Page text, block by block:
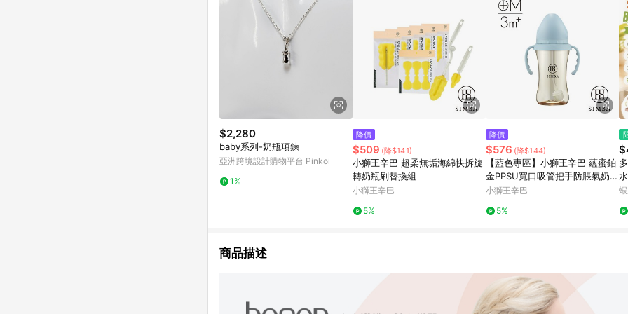
$2,280
baby系列-奶瓶項鍊
亞洲跨境設計購物平台 Pinkoi
1%
降價
$509 (降$141)
小獅王辛巴 超柔無垢海綿快拆旋
轉奶瓶刷替換組
小獅王辛巴
5%
降價
$576 (降$144)
【藍色專區】小獅王辛巴 蘊蜜鉑
金PPSU寬口吸管把手防脹氣奶瓶
(270ml)-學飲適用(主導式餵奶專
小獅王辛巴
5%
商品描述